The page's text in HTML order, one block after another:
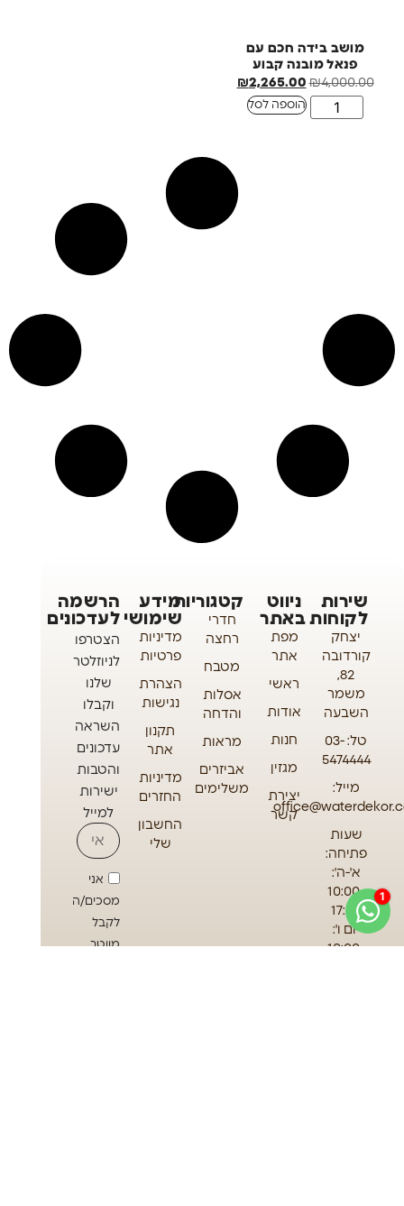
מושב בידה חכם עם
פנאל מובנה קבוע
₪4,000.00
₪2,265.00
הוספה לסל
שירות
לקוחות
יצחק
קורדובה
82,
משמר
השבעה
טל: 03-
5474444
מייל:
שעות
פתיחה:
א'-ה':
10:00-
17:00
יום ו':
10:00-
ניווט
באתר
מפת
אתר
ראשי
אודות
חנות
מגזין
יצירת
קשר
קטגוריות
חדרי
רחצה
מטבח
אסלות
והדחה
מראות
אביזרים
משלימים
מידע
שימושי
מדיניות
פרטיות
הצהרת
נגישות
תקנון
אתר
מדיניות
החזרים
החשבון
שלי
הרשמה
לעדכונים
הצטרפו
לניוזלטר
שלנו
וקבלו
השראה
עדכונים
והטבות
ישירות
למייל
אני
מסכים/ה
לקבל
מווטר